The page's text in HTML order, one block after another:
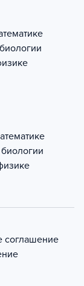
соглашение